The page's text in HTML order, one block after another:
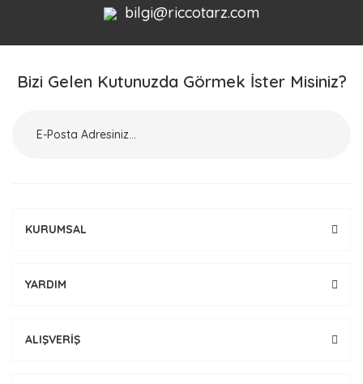
bilgi@riccotarz.com
Bizi Gelen Kutunuzda Görmek İster Misiniz?
KURUMSAL
YARDIM
ALIŞVERİŞ